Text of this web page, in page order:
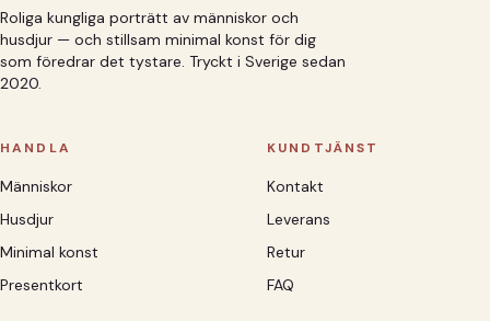
Roliga kungliga porträtt av människor och
husdjur — och stillsam minimal konst för dig
som föredrar det tystare. Tryckt i Sverige sedan
2020.
HANDLA
Människor
Husdjur
Minimal konst
Presentkort
KUNDTJÄNST
Kontakt
Leverans
Retur
FAQ